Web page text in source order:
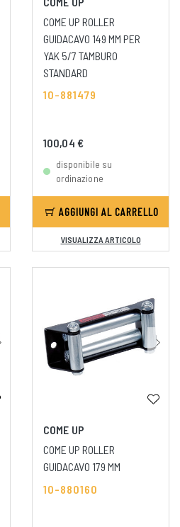
COME UP ROLLER
GUIDACAVO 149 MM PER
YAK 5/7 TAMBURO
STANDARD
10-881479
100,04 €
disponibile su
ordinazione
AGGIUNGI AL CARRELLO
VISUALIZZA ARTICOLO
COME UP
COME UP ROLLER
GUIDACAVO 179 MM
10-880160